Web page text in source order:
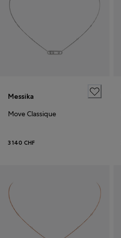
Messika
Move Classique
3 140 CHF